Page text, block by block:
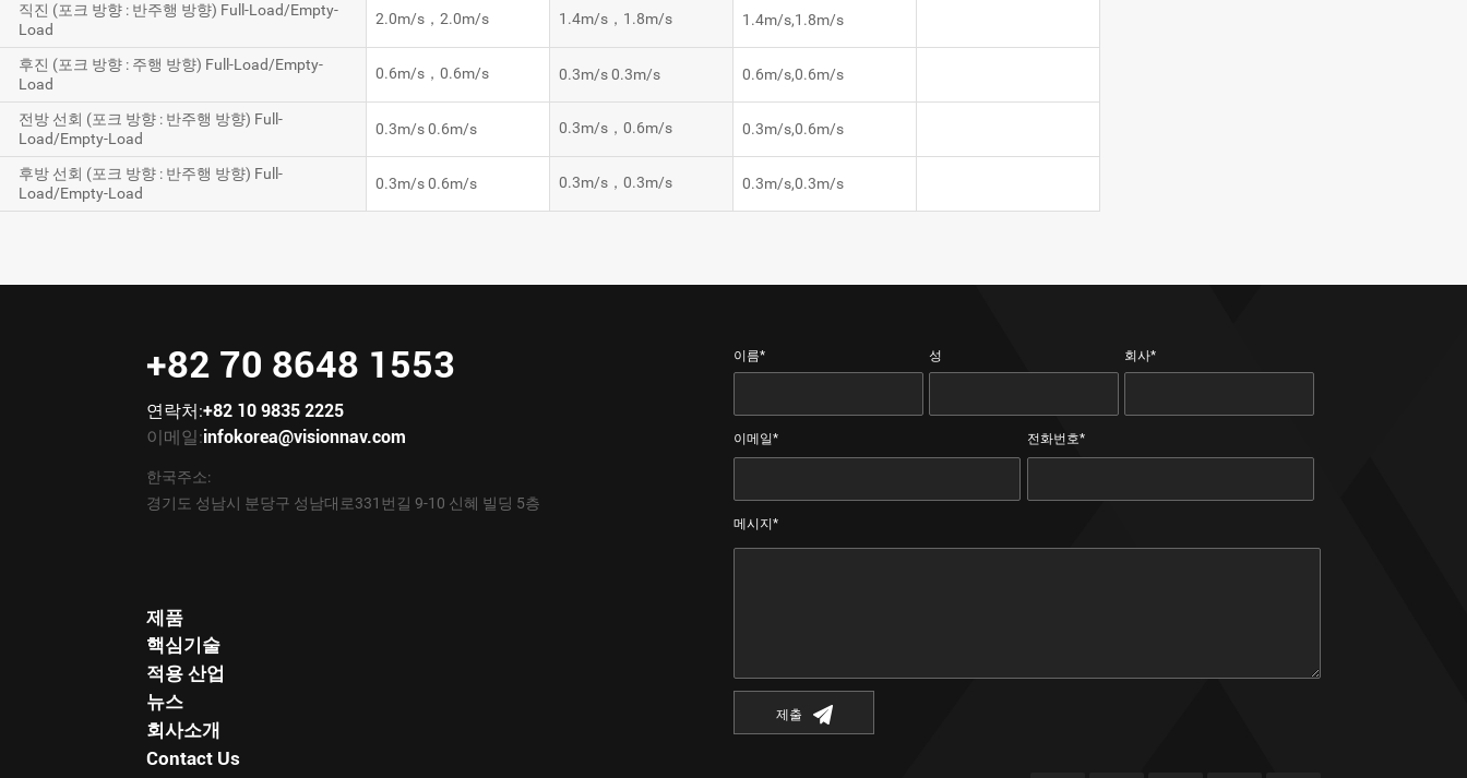
직진 (포크 방향 : 반주행 방향) Full-Load/Empty-
Load
후진 (포크 방향 : 주행 방향) Full-Load/Empty-
Load
전방 선회 (포크 방향 : 반주행 방향) Full-
Load/Empty-Load
후방 선회 (포크 방향 : 반주행 방향) Full-
Load/Empty-Load
2.0m/s，2.0m/s
0.6m/s，0.6m/s
0.3m/s 0.6m/s
0.3m/s 0.6m/s
1.4m/s，1.8m/s
0.3m/s 0.3m/s
0.3m/s，0.6m/s
0.3m/s，0.3m/s
1.4m/s,1.8m/s
0.6m/s,0.6m/s
0.3m/s,0.6m/s
0.3m/s,0.3m/s
+82 70 8648 1553
연락처:+82 10 9835 2225
이메일:infokorea@visionnav.com
한국주소:
경기도 성남시 분당구 성남대로331번길 9-10 신혜 빌딩 5층
제품
핵심기술
적용 산업
뉴스
회사소개
Contact Us
이름* 성 회사*
이메일* 전화번호*
메시지*
제출